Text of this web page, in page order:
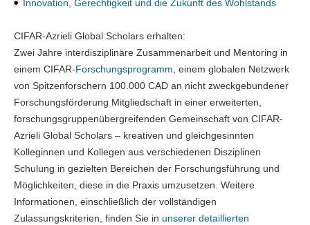
Innovation, Gerechtigkeit und die Zukunft des Wohlstands
CIFAR-Azrieli Global Scholars erhalten:
Zwei Jahre interdisziplinäre Zusammenarbeit und Mentoring in
einem CIFAR-Forschungsprogramm, einem globalen Netzwerk
von Spitzenforschern 100.000 CAD an nicht zweckgebundener
Forschungsförderung Mitgliedschaft in einer erweiterten,
forschungsgruppenübergreifenden Gemeinschaft von CIFAR-
Azrieli Global Scholars – kreativen und gleichgesinnten
Kolleginnen und Kollegen aus verschiedenen Disziplinen
Schulung in gezielten Bereichen der Forschungsführung und
Möglichkeiten, diese in die Praxis umzusetzen. Weitere
Informationen, einschließlich der vollständigen
Zulassungskriterien, finden Sie in unserer detaillierten